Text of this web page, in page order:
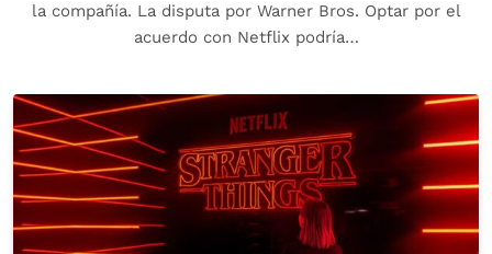
la compañía. La disputa por Warner Bros. Optar por el
acuerdo con Netflix podría…